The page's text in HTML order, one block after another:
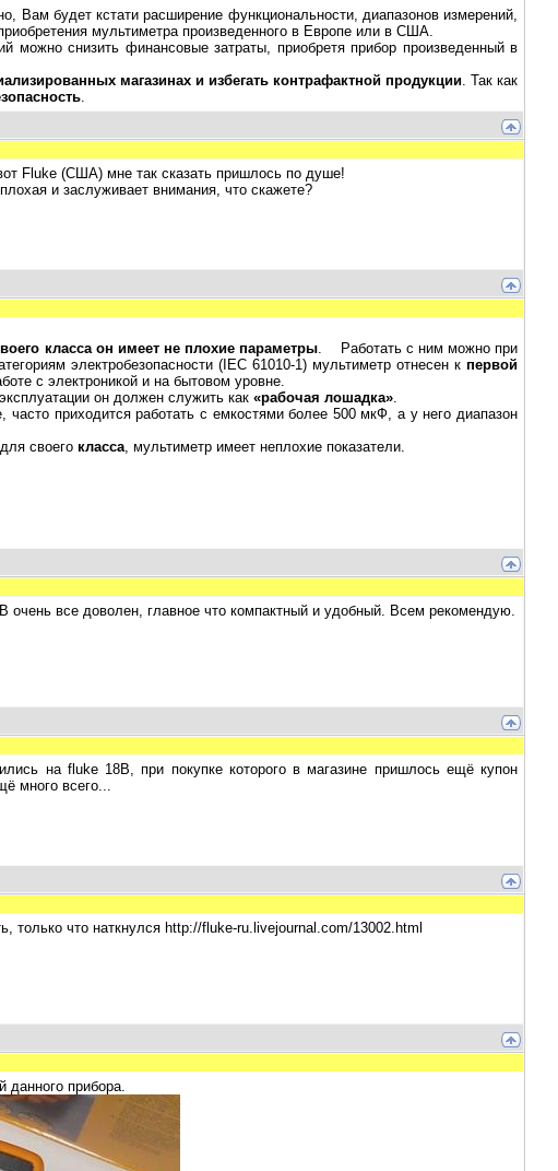
Вам будет кстати расширение функциональности, диапазонов измерений,
мультиметра произведенного в Европе или в США.
снизить финансовые затраты, приобретя прибор произведенный в
магазинах и избегать контрафактной продукции. Так как
.
Fluke (США) мне так сказать пришлось по душе!
и заслуживает внимания, что скажете?
класса он имеет не плохие параметры. Работать с ним можно при
электробезопасности (IEC 61010-1) мультиметр отнесен к первой
с электроникой и на бытовом уровне.
он должен служить как «рабочая лошадка».
приходится работать с емкостями более 500 мкФ, а у него диапазон
своего класса, мультиметр имеет неплохие показатели.
все доволен, главное что компактный и удобный. Всем рекомендую.
на fluke 18B, при покупке которого в магазине пришлось ещё купон
много всего...
только что наткнулся http://fluke-ru.livejournal.com/13002.html
данного прибора.